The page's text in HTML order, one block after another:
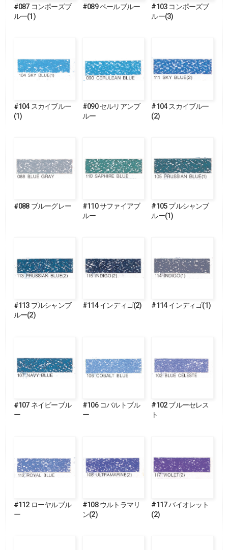
#087 コンポーズブ
ルー(1)
#089 ペールブルー
#103 コンポーズブ
ルー(3)
#104 スカイブルー
(1)
#090 セルリアンブ
ルー
#104 スカイブルー
(2)
#088 ブルーグレー
#110 サファイアブ
ルー
#105 プルシャンブ
ルー(1)
#113 プルシャンブ
ルー(2)
#114 インディゴ(2) #114 インディゴ(1)
#107 ネイビーブル
ー
#106 コバルトブル
ー
#102 ブルーセレス
ト
#112 ローヤルブル
ー
#108 ウルトラマリ
ン(2)
#117 バイオレット
(2)